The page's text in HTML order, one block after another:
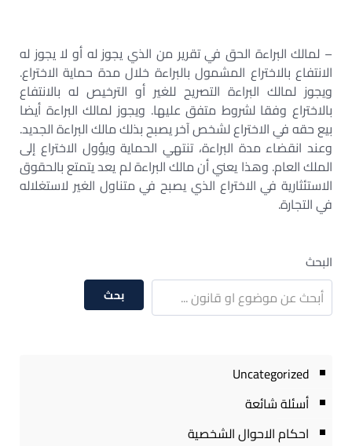
– لمالك البراءة الحق في تقرير من الذي يجوز له أو لا يجوز له
الانتفاع بالاختراع المشمول بالبراءة خلال مدة حماية الاختراع.
ويجوز لمالك البراءة التصريح للغير أو الترخيص له بالانتفاع
بالاختراع وفقا لشروط متفق عليها. ويجوز لمالك البراءة أيضا
بيع حقه في الاختراع لشخص آخر يصبح بذلك مالك البراءة الجديد.
وعند انقضاء مدة البراءة، تنتهي الحماية ويؤول الاختراع إلى
الملك العام. وهذا يعني أن مالك البراءة لم يعد يتمتع بالحقوق
الاستئثارية في الاختراع الذي يصبح في متناول الغير لاستغلاله
في التجارة.
البحث
بحث
Uncategorized
أسئلة شائعة
احكام الاحوال الشخصية